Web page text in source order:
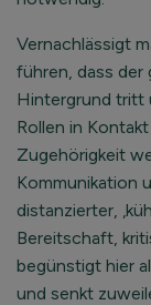
Vernachlässigt
führen, dass der
Hintergrund tritt
Rollen in
Zugehörigkeit
Kommunikation
distanzierter,
Bereitschaft,
begünstigt hier
und senkt